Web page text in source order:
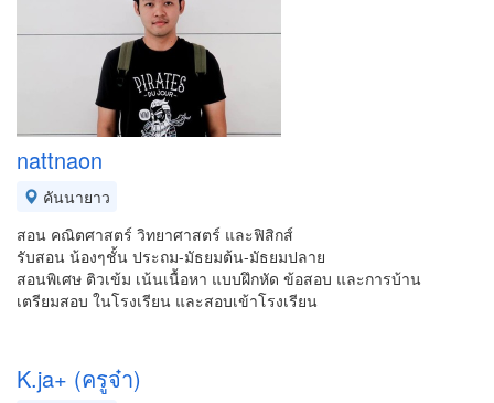
nattnaon
คันนายาว
สอน คณิตศาสตร์ วิทยาศาสตร์ และฟิสิกส์
รับสอน น้องๆชั้น ประถม-มัธยมต้น-มัธยมปลาย
สอนพิเศษ ติวเข้ม เน้นเนื้อหา แบบฝึกหัด ข้อสอบ และการบ้าน
เตรียมสอบ ในโรงเรียน และสอบเข้าโรงเรียน
K.ja+ (ครูจ๋า)